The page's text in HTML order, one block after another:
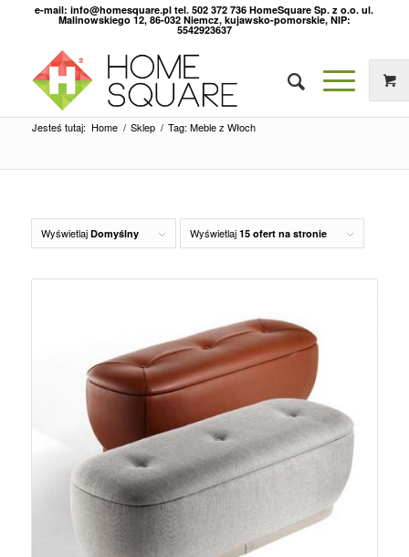
e-mail: info@homesquare.pl tel. 502 372 736 HomeSquare Sp. z o.o. ul.
Malinowskiego 12, 86-032 Niemcz, kujawsko-pomorskie, NIP:
5542923637
Jesteś tutaj: Home / Sklep / Tag: Meble z Włoch
Wyświetlaj Domyślny Wyświetlaj 15 ofert na stronie